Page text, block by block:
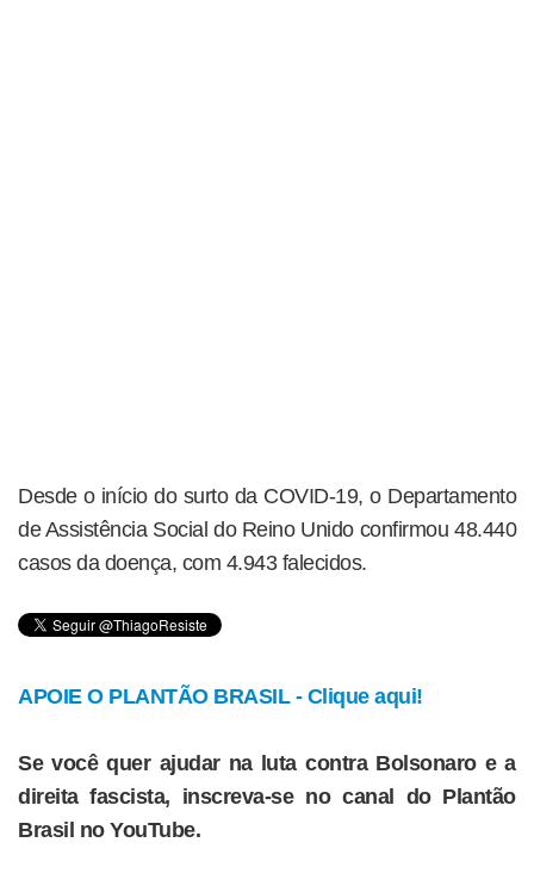
Desde o início do surto da COVID-19, o Departamento
de Assistência Social do Reino Unido confirmou 48.440
casos da doença, com 4.943 falecidos.
APOIE O PLANTÃO BRASIL - Clique aqui!
Se você quer ajudar na luta contra Bolsonaro e a
direita fascista, inscreva-se no canal do Plantão
Brasil no YouTube.